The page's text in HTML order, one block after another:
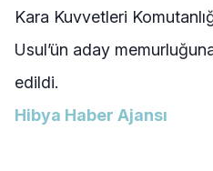
Kara Kuvvetleri
Usul’ün aday
edildi.
Hibya Haber Ajansı